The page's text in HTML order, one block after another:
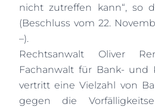
nicht zutreffen kann“, so
(Beschluss vom 22.
–).
Rechtsanwalt Oliver
Fachanwalt für Bank- und
vertritt eine Vielzahl von
gegen die